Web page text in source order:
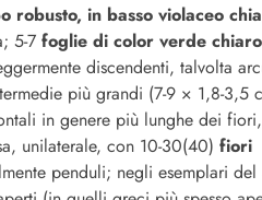
robusto, in basso violaceo
5-7 foglie di color verde chiaro
discendenti, talvolta
più grandi (7-9 × 1,8-3,5
in genere più lunghe dei
unilaterale, con 10-30(40) fiori
penduli; negli esemplari del